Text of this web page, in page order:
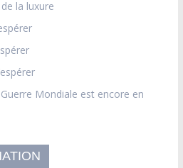
la luxure
Mondiale est encore en